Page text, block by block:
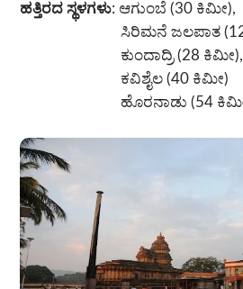
ಹತ್ತಿರದ ಸ್ಥಳಗಳು: ಆಗುಂಬೆ (30 ಕಿಮೀ),
ಸಿರಿಮನೆ ಜಲಪಾತ (12
ಕುಂದಾದ್ರಿ (28 ಕಿಮೀ),
ಕವಿಶೈಲ (40 ಕಿಮೀ)
ಹೊರನಾಡು (54